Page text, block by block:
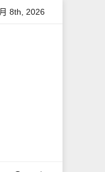
整教學
8th, 2026